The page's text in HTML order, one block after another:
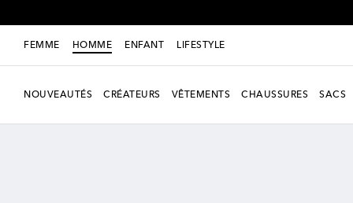
FEMME HOMME ENFANT LIFESTYLE
NOUVEAUTÉS CRÉATEURS VÊTEMENTS CHAUSSURES SACS